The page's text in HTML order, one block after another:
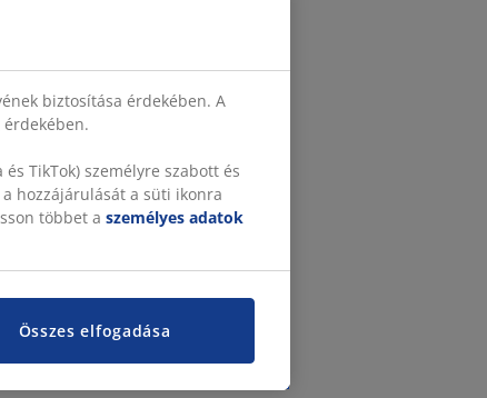
biztosítása érdekében. A
TikTok) személyre szabott és
hozzájárulását a süti ikonra
többet a személyes adatok
Összes elfogadása